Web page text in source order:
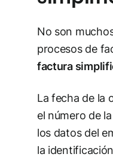
No son
procesos de
factura
La fecha de la
el número de
los datos del
la